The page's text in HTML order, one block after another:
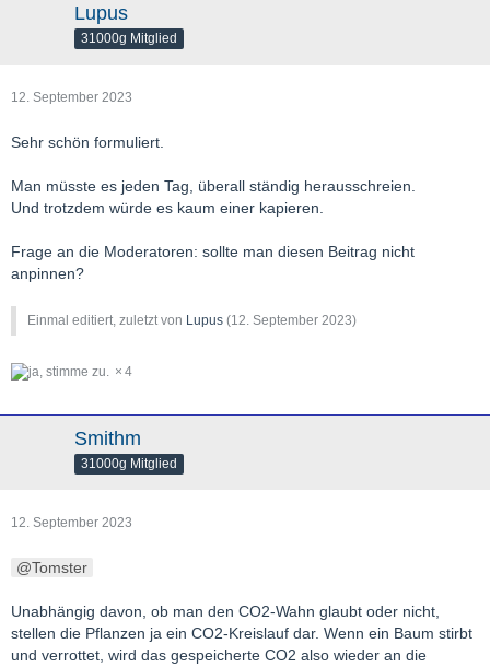
Lupus
31000g Mitglied
12. September 2023
Sehr schön formuliert.
Man müsste es jeden Tag, überall ständig herausschreien.
Und trotzdem würde es kaum einer kapieren.
Frage an die Moderatoren: sollte man diesen Beitrag nicht
anpinnen?
Einmal editiert, zuletzt von Lupus (12. September 2023)
4
Smithm
31000g Mitglied
12. September 2023
Tomster
Unabhängig davon, ob man den CO2-Wahn glaubt oder nicht,
stellen die Pflanzen ja ein CO2-Kreislauf dar. Wenn ein Baum stirbt
und verrottet, wird das gespeicherte CO2 also wieder an die